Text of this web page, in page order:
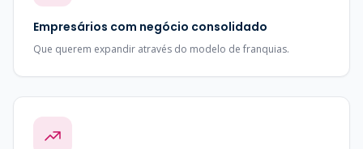
Empresários com negócio consolidado
Que querem expandir através do modelo de franquias.